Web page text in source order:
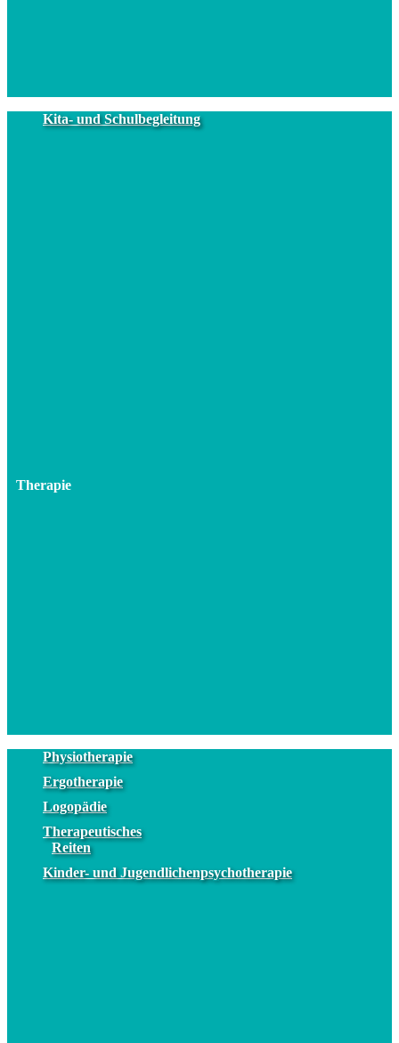
Kita- und Schulbegleitung
Therapie
Physiotherapie
Ergotherapie
Logopädie
Therapeutisches
Reiten
Kinder- und Jugendlichenpsychotherapie